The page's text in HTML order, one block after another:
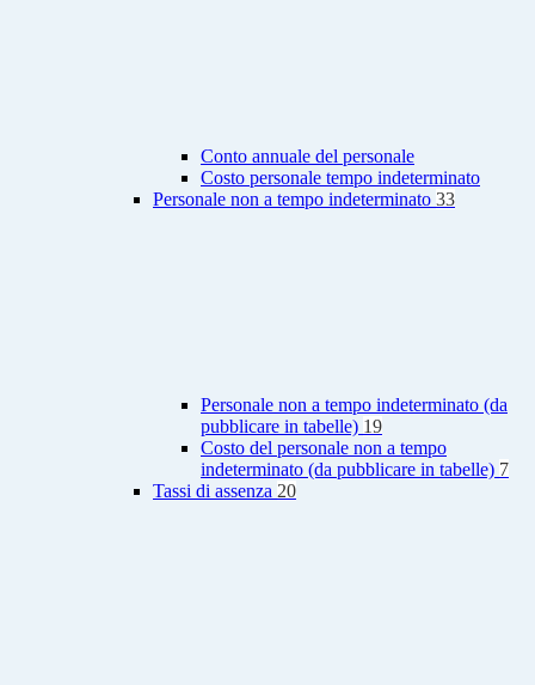
Conto annuale del personale
Costo personale tempo indeterminato
Personale non a tempo indeterminato 33
Personale non a tempo indeterminato (da
pubblicare in tabelle) 19
Costo del personale non a tempo
indeterminato (da pubblicare in tabelle) 7
Tassi di assenza 20